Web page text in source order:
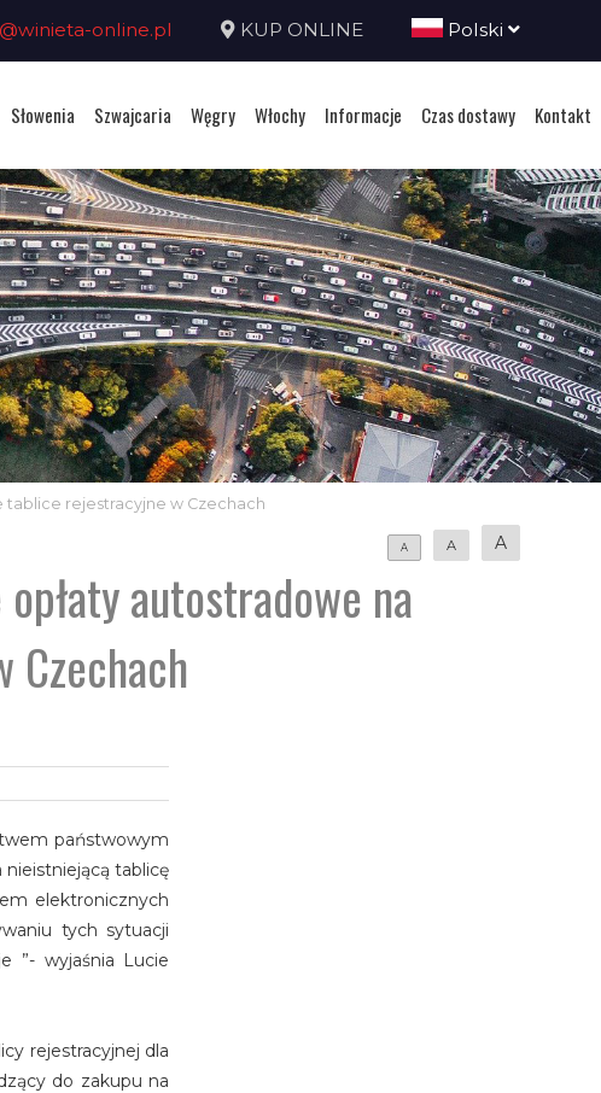
online.pl KUP ONLINE Polski
Słowenia Szwajcaria Węgry Włochy Informacje Czas dostawy Kontakt
tablice rejestracyjne w Czechach
A A A
autostradowe na
państwowym
tablicę
elektronicznych
tych sytuacji
”- wyjaśnia Lucie
rejestracyjnej dla
do zakupu na